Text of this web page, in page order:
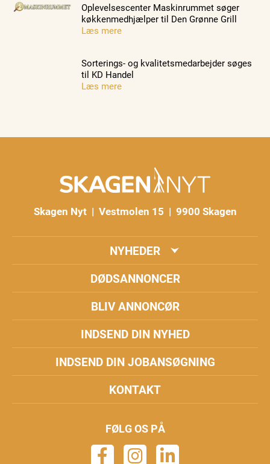
Oplevelsescenter Maskinrummet søger
køkkenmedhjælper til Den Grønne Grill
Læs mere
Sorterings- og kvalitetsmedarbejder søges
til KD Handel
Læs mere
Skagen Nyt | Vestmolen 15 | 9900 Skagen
NYHEDER
DØDSANNONCER
BLIV ANNONCØR
INDSEND DIN NYHED
INDSEND DIN JOBANSØGNING
KONTAKT
FØLG OS PÅ